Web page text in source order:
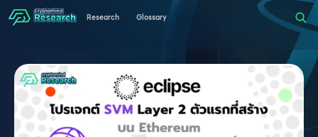
Research Glossary